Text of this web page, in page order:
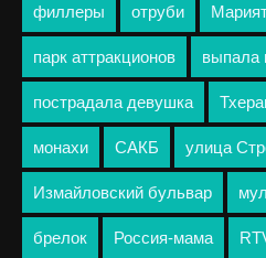
филлеры отруби
парк аттракционов выпала
пострадала девушка
монахи САКБ улица
Измайловский бульвар
брелок Россия-мама